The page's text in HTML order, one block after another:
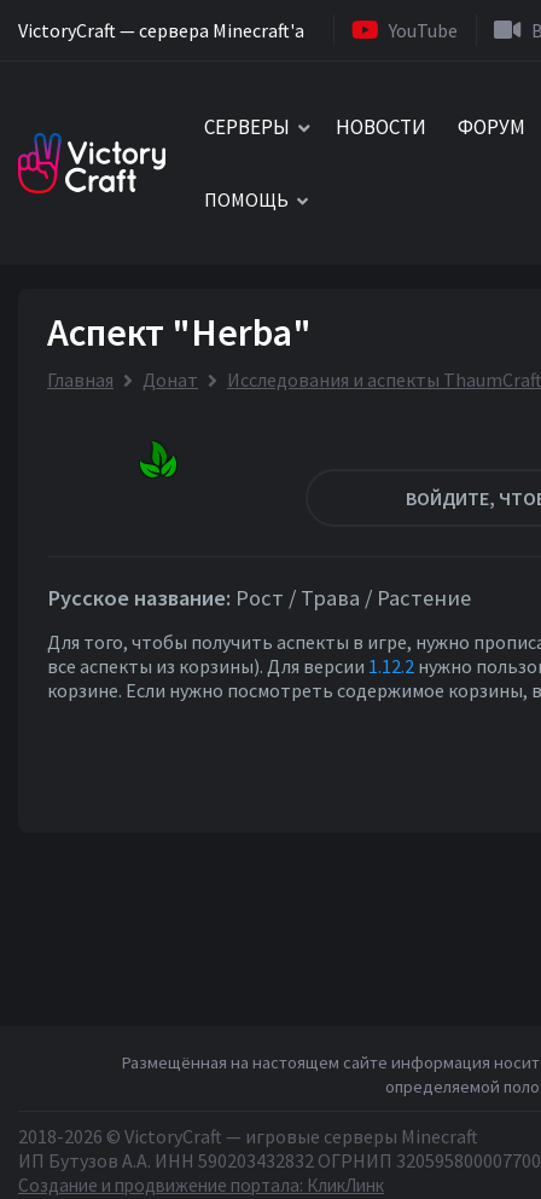
VictoryCraft — сервера Minecraft'a YouTube
СЕРВЕРЫ НОВОСТИ ФОРУМ
ПОМОЩЬ
Аспект "Herba"
Главная Донат Исследования и аспекты
ВОЙДИТЕ,
Русское название: Рост / Трава / Растение
Для того, чтобы получить аспекты в игре, нужно
все аспекты из корзины). Для версии 1.12.2 нужно
корзине. Если нужно посмотреть содержимое корзины,
Размещённая на настоящем сайте информация
определяемой
2018-2026 © VictoryCraft — игровые серверы Minecraft
ИП Бутузов А.А. ИНН 590203432832 ОГРНИП 320595800007700
Создание и продвижение портала: КликЛинк